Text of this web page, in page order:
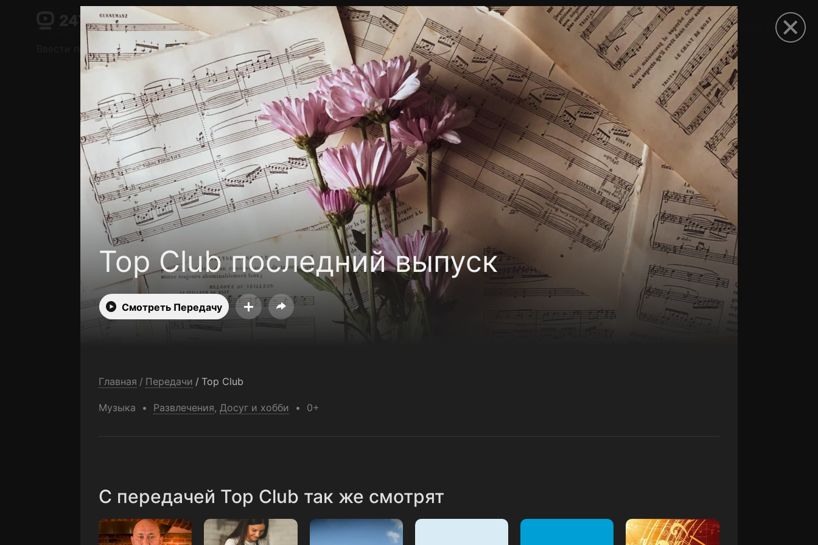
Top Сlub последний выпуск
Смотреть Передачу
Главная / Передачи / Top Сlub
Музыка Развлечения, Досуг и хобби 0+
C передачей Top Сlub так же смотрят
Поддержка:support@24h.tv
О сервисе
Пользовательское соглашение Политика конфиденциальности Для партнёров
Открыть приложение
Ввести промокод
Установить на ТВ Бесплатные каналы Контакты